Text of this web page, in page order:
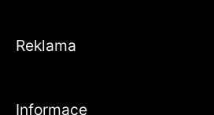
Reklama
Informace